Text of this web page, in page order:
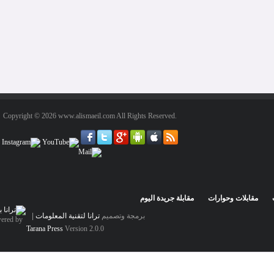
Copyright © 2026 www.alismaeil.com All Rights Reserved.
وحوارات مقابلة جريدة اليوم
برمجة وتصميم ترانا لتقنية المعلومات|
Powered by
Tarana PressVersion 2.0.0